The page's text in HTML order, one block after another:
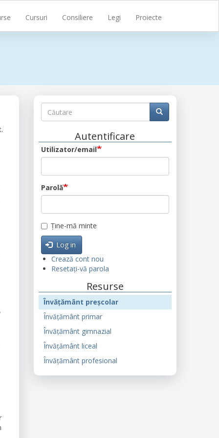
Cursuri Consiliere Legi Proiecte
Căutare
Căutare Căutare
Autentificare
Utilizator/email
Parolă
Ține-mă minte
Log in
Crează cont nou
Resetați-vă parola
Resurse
Învățământ preșcolar
Învățământ primar
Învățământ gimnazial
Învățământ liceal
Învățământ profesional